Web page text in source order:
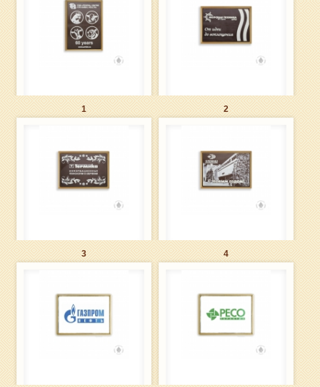
1 2
3 4